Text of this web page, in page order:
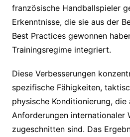
französische Handballspieler
Erkenntnisse, die sie aus der
Best Practices gewonnen
Trainingsregime integriert.
Diese Verbesserungen
spezifische Fähigkeiten,
physische Konditionierung, die
Anforderungen internationaler
zugeschnitten sind. Das